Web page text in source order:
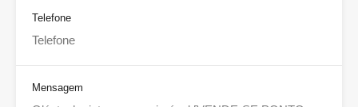
Telefone
Mensagem